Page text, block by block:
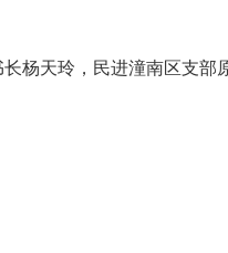
杨天玲，民进潼南区支部